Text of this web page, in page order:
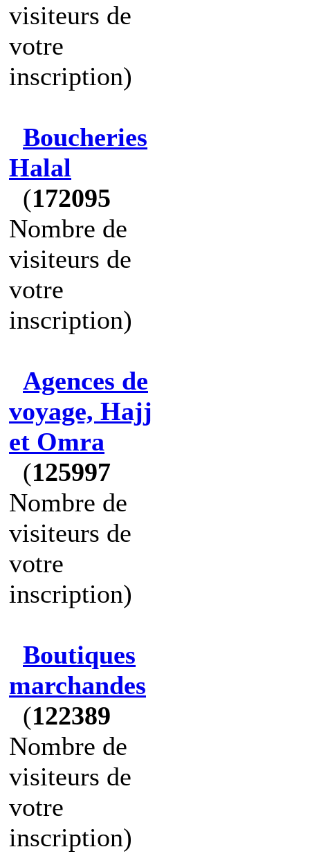
visiteurs de
votre
inscription)
Boucheries
Halal
(172095
Nombre de
visiteurs de
votre
inscription)
Agences de
voyage, Hajj
et Omra
(125997
Nombre de
visiteurs de
votre
inscription)
Boutiques
marchandes
(122389
Nombre de
visiteurs de
votre
inscription)